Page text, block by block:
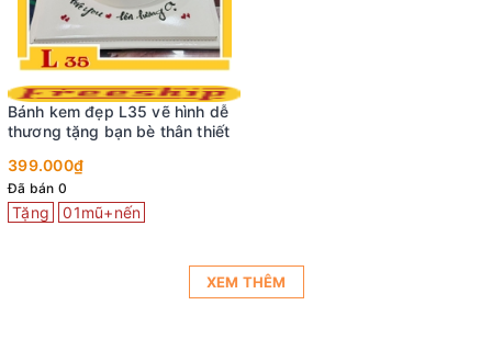
Bánh kem đẹp L35 vẽ hình dễ
thương tặng bạn bè thân thiết
399.000₫
Đã bán 0
Tặng 01mũ+nến
XEM THÊM